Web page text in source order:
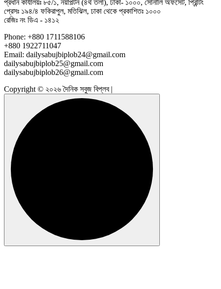
প্রধান কার্যালয়ঃ ৮৫/১, নয়াপল্টন (৪র্থ তলা), ঢাকা- ১০০০, সোনালি অফসেট, প্রিন্টিং
প্রেসঃ ১৯৪/৪ ফকিরাপুল, মতিঝিল, ঢাকা থেকে প্রকাশিতঃ ১০০০
রেজিঃ নং ডিএ - ১৪১২
Phone: +880 1711588106
+880 1922711047
Email: dailysabujbiplob24@gmail.com
dailysabujbiplob25@gmail.com
dailysabujbiplob26@gmail.com
Copyright © ২০২৬ দৈনিক সবুজ বিপ্লব |